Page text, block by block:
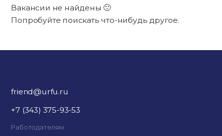
Вакансии не найдены 🙁
Попробуйте поискать что-нибудь другое.
friend@urfu.ru
+7 (343) 375-93-53
Работодателям